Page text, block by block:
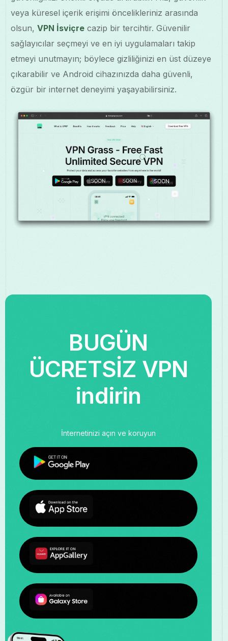
veya küresel içerik erişimi öncelikleriniz arasında
olsun,VPN İsviçre cazip bir tercihtir. Güvenilir
sağlayıcılar seçmeyi ve en iyi uygulamaları takip
etmeyi unutmayın; böylece gizliliğinizi en üst düzeye
çıkarabilir ve Android cihazınızda daha güvenli,
özgür bir internet deneyimi yaşayabilirsiniz.
BUGÜN
ÜCRETSİZ VPN
indirin
İnternetinizi açın ve koruyun